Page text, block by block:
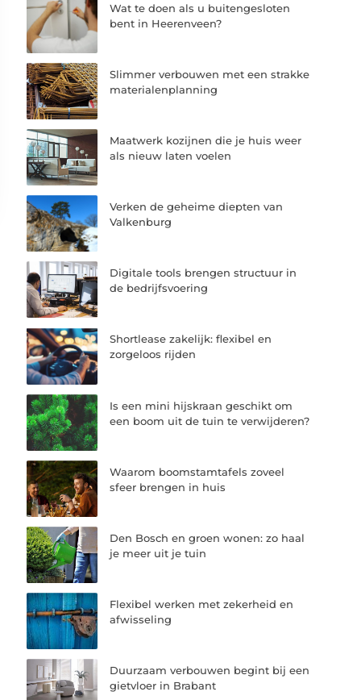
Wat te doen als u buitengesloten
bent in Heerenveen?
Slimmer verbouwen met een strakke
materialenplanning
Maatwerk kozijnen die je huis weer
als nieuw laten voelen
Verken de geheime diepten van
Valkenburg
Digitale tools brengen structuur in
de bedrijfsvoering
Shortlease zakelijk: flexibel en
zorgeloos rijden
Is een mini hijskraan geschikt om
een boom uit de tuin te verwijderen?
Waarom boomstamtafels zoveel
sfeer brengen in huis
Den Bosch en groen wonen: zo haal
je meer uit je tuin
Flexibel werken met zekerheid en
afwisseling
Duurzaam verbouwen begint bij een
gietvloer in Brabant